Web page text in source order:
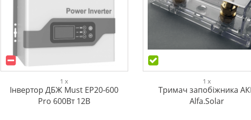
1 x
Інвертор ДБЖ Must EP20-600
Pro 600Вт 12В
1 x
Тримач запобіжника
Alfa.Solar